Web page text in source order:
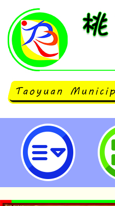
客家委員會「
架-桃園市立瑞坪